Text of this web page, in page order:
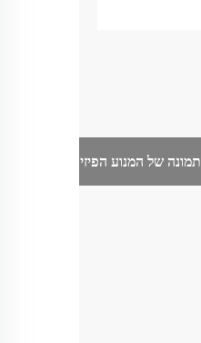
תמונה של המנוע הפיזי